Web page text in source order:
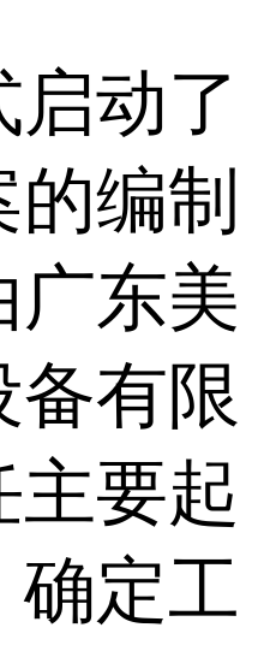
动了
编制
广东美
备有限
要起
确定工